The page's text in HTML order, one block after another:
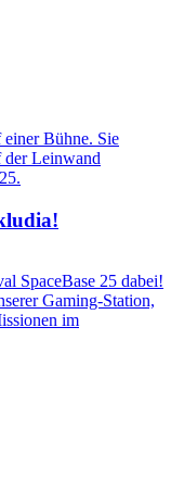
SpaceBase 25 dabei!
Gaming-Station,
im